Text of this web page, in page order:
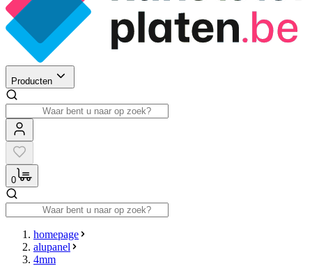
Producten
0
homepage
alupanel
4mm